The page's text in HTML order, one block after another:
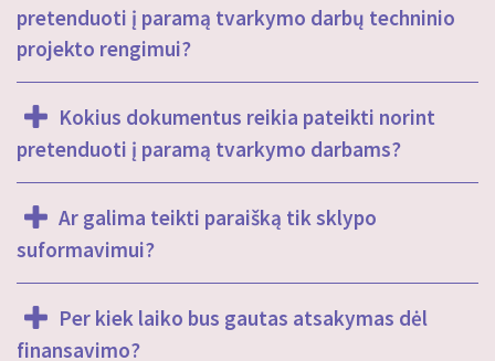
pretenduoti į paramą tvarkymo darbų techninio
projekto rengimui?
Kokius dokumentus reikia pateikti norint
pretenduoti į paramą tvarkymo darbams?
Ar galima teikti paraišką tik sklypo
suformavimui?
Per kiek laiko bus gautas atsakymas dėl
finansavimo?